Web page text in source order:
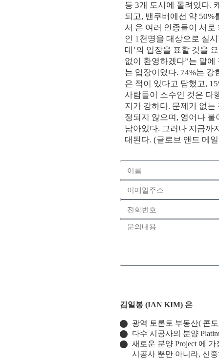
등 3개 도시에 몰려있다.
되고, 밴쿠버에선 약
서 온 여러 인종들이 서로
인 1천명을 대상으로 실
대’의 입장을 표할 것을
없이 환영하겠다”는 말
는 입장이었다. 74%는 강
은 적이 있다고 답했고,
사람들이 소수인 것은 다
지가 강하다. 문제가 없
정되지 않으며, 영어나
남아있다. 그러나 지금까
대된다. (글로브 앤드 메
김일봉 (IAN KIM) 은
광역 토론토 부동산( 콘
다수 시공사의 분양
새로운 분양 Project 에
시공사 뿐만 아니라, 신